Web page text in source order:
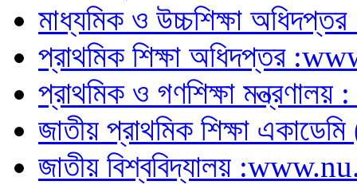
মাধ্যমিক ও উচ্চশিক্ষা
প্রাথমিক শিক্ষা অধিদপ্তর
প্রাথমিক ও গণশিক্ষা
জাতীয় প্রাথমিক শিক্ষা
জাতীয় বিশ্ববিদ্যালয়